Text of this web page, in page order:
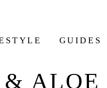
GUIDES
ALOE